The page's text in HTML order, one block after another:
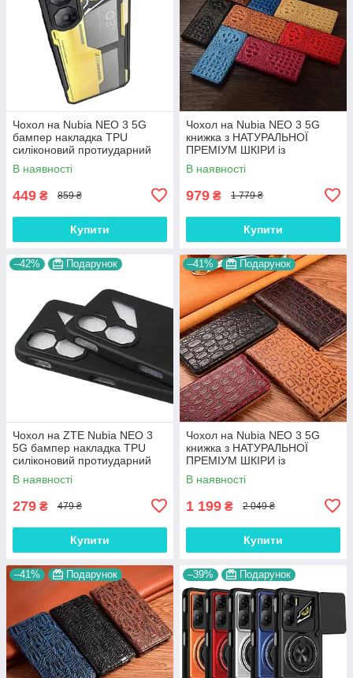
Чохол на Nubia NEO 3 5G
бампер накладка TPU
силіконовий протиударний
прозорий оригінальний
"XUNDD"
В наявності
449 ₴ 859 ₴
Купити
Чохол на Nubia NEO 3 5G
книжка з НАТУРАЛЬНОЇ
ПРЕМІУМ ШКІРИ із
підставкою протиударний
магнітний 3D "CROCOHEAD"
В наявності
979 ₴ 1 779 ₴
Купити
–42% Подарунок
Чохол на ZTE Nubia NEO 3
5G бампер накладка TPU
силіконовий протиударний
прозорий оригінальний "W-
SHEILD"
В наявності
279 ₴ 479 ₴
Купити
–41% Подарунок
Чохол на Nubia NEO 3 5G
книжка з НАТУРАЛЬНОЇ
ПРЕМІУМ ШКІРИ із
підставкою протиударний
магнітний "JACOSA"
В наявності
1 199 ₴ 2 049 ₴
Купити
–41% Подарунок –39% Подарунок